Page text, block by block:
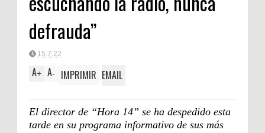
defrauda”
15.7.22
A+ A- IMPRIMIR EMAIL
El director de “Hora 14” se ha despedido esta
tarde en su programa informativo de sus más